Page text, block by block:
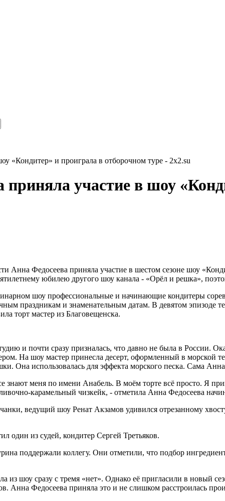
«Кондитер» и проиграла в отборочном туре - 2x2.su
приняла участие в шоу
Анна Федосеева приняла участие в шестом сезоне шоу
юбилею другого шоу канала - «Орёл и решка»,
шоу профессиональные и начинающие кондитеры
праздникам и знаменательным датам. В девятом эпизоде
торт мастер из Благовещенска.
и почти сразу призналась, что давно не была в России.
На шоу мастер принесла десерт, оформленный в морской
Она использовалась для эффекта морского песка. Сама
знают меня по имени Анабель. В моём торте всё просто. Я
карамельный чизкейк, - отметила Анна Федосеева
ведущий шоу Ренат Акзамов удивился отрезанному
один из судей, кондитер Сергей Третьяков.
поддержали коллегу. Они отметили, что подбор
из шоу сразу с тремя «нет». Однако её пригласили в новый
Анна Федосеева приняла это и не слишком расстроилась